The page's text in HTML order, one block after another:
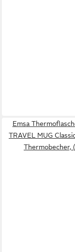
Emsa
TRAVEL MUG
Thermobecher,